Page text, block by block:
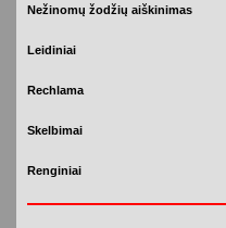
Nežinomų žodžių aiškinimas
Leidiniai
Rechlama
Skelbimai
Renginiai